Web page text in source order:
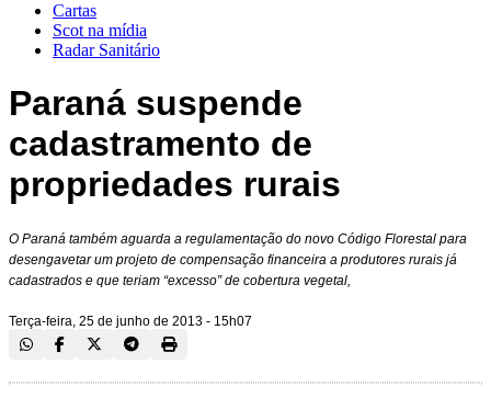
Cartas
Scot na mídia
Radar Sanitário
Paraná suspende
cadastramento de
propriedades rurais
O Paraná também aguarda a regulamentação do novo Código Florestal para
desengavetar um projeto de compensação financeira a produtores rurais já
cadastrados e que teriam “excesso” de cobertura vegetal,
Terça-feira, 25 de junho de 2013 - 15h07